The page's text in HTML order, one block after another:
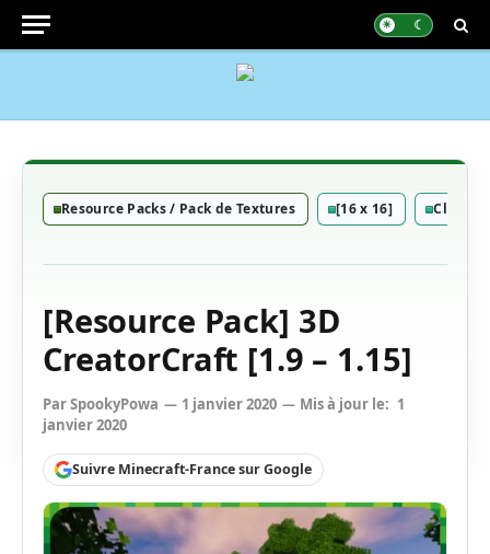
Resource Packs / Pack de Textures [16 x 16]
[Resource Pack] 3D
CreatorCraft [1.9 – 1.15]
ParSpookyPowa 1 janvier 2020 Mis à jour le: 1
janvier 2020
Suivre Minecraft-France sur Google